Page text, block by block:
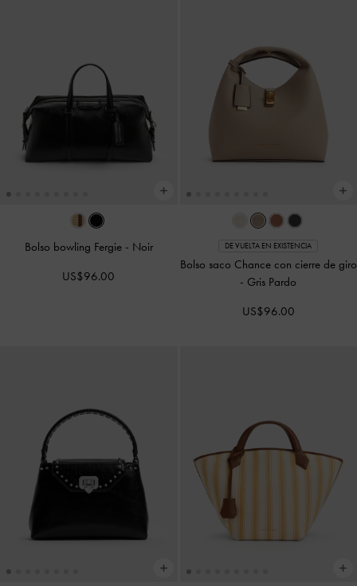
Bolso bowling Fergie - Noir
US$96.00
DE VUELTA EN EXISTENCIA
Bolso saco Chance con cierre de giro
- Gris Pardo
US$96.00